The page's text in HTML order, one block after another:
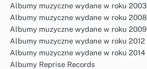
Albumy muzyczne wydane w roku 2003
Albumy muzyczne wydane w roku 2008
Albumy muzyczne wydane w roku 2009
Albumy muzyczne wydane w roku 2012
Albumy muzyczne wydane w roku 2014
Albumy Reprise Records